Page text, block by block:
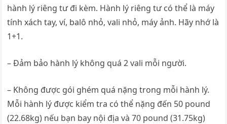
hành lý riêng tư đi kèm. Hành lý riêng tư có thể là máy
tính xách tay, ví, balô nhỏ, vali nhỏ, máy ảnh. Hãy nhớ là
1+1.
– Đảm bảo hành lý không quá 2 vali mỗi người.
– Không được gói ghém quá nặng trong mỗi hành lý.
Mỗi hành lý được kiểm tra có thể nặng đến 50 pound
(22.68kg) nếu bạn bay nội địa và 70 pound (31.75kg)